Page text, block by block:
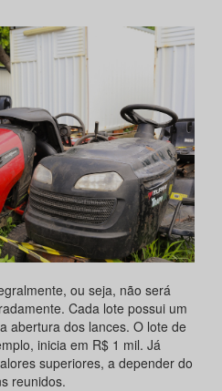
ou seja, não será
Cada lote possui um
abertura dos lances. O lote de
inicia em R$ 1 mil. Já
superiores, a depender do
reunidos.